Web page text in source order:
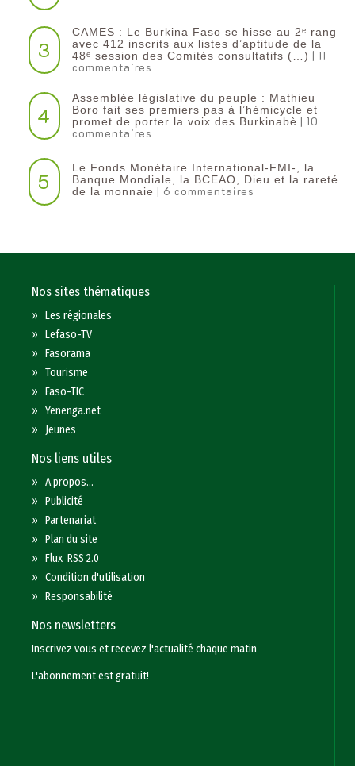
3
CAMES : Le Burkina Faso se hisse au 2ᵉ rang
avec 412 inscrits aux listes d’aptitude de la
48ᵉ session des Comités consultatifs (…) | 11
commentaires
4
Assemblée législative du peuple : Mathieu
Boro fait ses premiers pas à l’hémicycle et
promet de porter la voix des Burkinabè | 10
commentaires
5
Le Fonds Monétaire International-FMI-, la
Banque Mondiale, la BCEAO, Dieu et la rareté
de la monnaie | 6 commentaires
Nos sites thématiques
»Les régionales
»Lefaso-TV
»Fasorama
»Tourisme
»Faso-TIC
»Yenenga.net
» Jeunes
Nos liens utiles
»A propos...
»Publicité
»Partenariat
»Plan du site
»Flux RSS 2.0
»Condition d'utilisation
»Responsabilité
Nos newsletters
Inscrivez vous et recevez l'actualité chaque matin
L'abonnement est gratuit!